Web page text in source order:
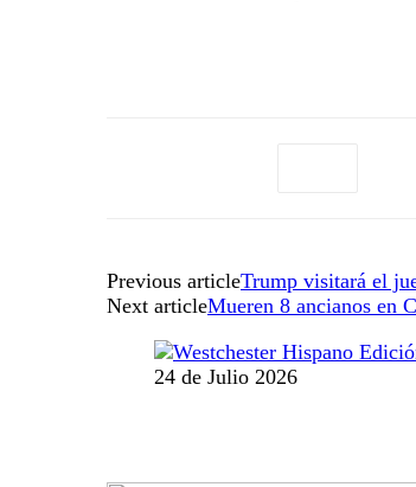
Previous articleTrump visitará el
Next articleMueren 8 ancianos en
24 de Julio 2026